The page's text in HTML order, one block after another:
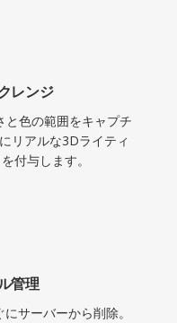
レンジ
と色の範囲をキャプチ
リアルな3Dライティ
付与します。
管理
サーバーから削除。